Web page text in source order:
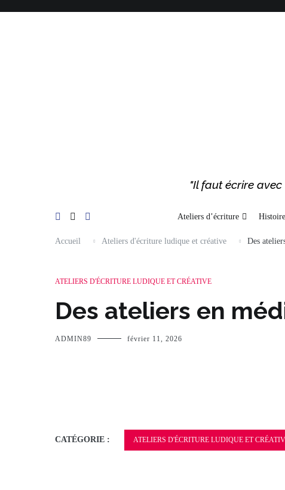
au
"Il faut écrire
Ateliers d’écriture
Accueil Ateliers d'écriture ludique et créative Des
ATELIERS D'ÉCRITURE LUDIQUE ET CRÉATIVE
Des ateliers en
ADMIN89 février 11, 2026
CATÉGORIE : ATELIERS D'ÉCRITURE LUDIQUE ET